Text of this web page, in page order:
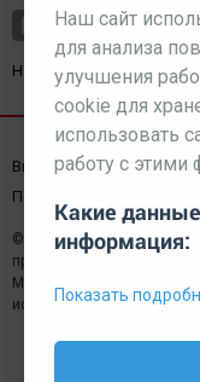
Наш партнерkurorty-
Выходные данные СМИ
Пользовательское
© 2026 МЕДИАЗАВОД —
предназначенный для лиц
Мнение редакции может
использовании
Наш сайт
для анализа
улучшения
cookie для
использовать
работу с этими
Какие
информация:
Показать